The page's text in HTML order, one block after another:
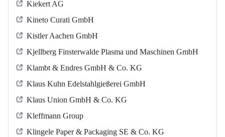
Kiekert AG
Kineto Curati GmbH
Kistler Aachen GmbH
Kjellberg Finsterwalde Plasma und Maschinen GmbH
Klambt & Endres GmbH & Co. KG
Klaus Kuhn Edelstahlgießerei GmbH
Klaus Union GmbH & Co. KG
Kleffmann Group
Klingele Paper & Packaging SE & Co. KG